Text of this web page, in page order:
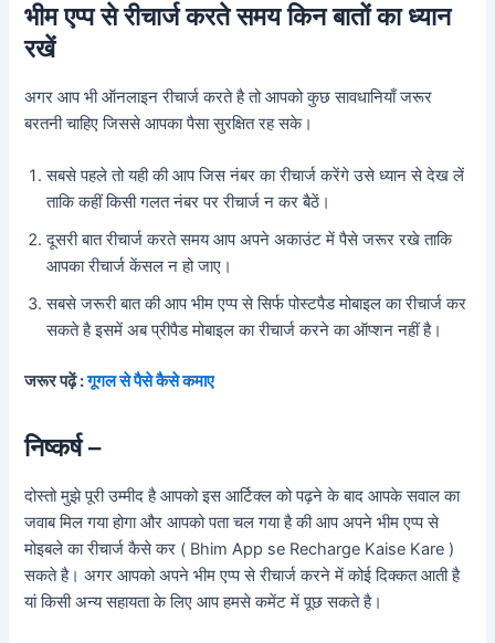
भीम एप्प से रीचार्ज करते समय किन बातों का ध्यान
रखें
अगर आप भी ऑनलाइन रीचार्ज करते है तो आपको कुछ सावधानियाँ जरूर
बरतनी चाहिए जिससे आपका पैसा सुरक्षित रह सके।
सबसे पहले तो यही की आप जिस नंबर का रीचार्ज करेंगे उसे ध्यान से देख लें
ताकि कहीं किसी गलत नंबर पर रीचार्ज न कर बैठें।
दूसरी बात रीचार्ज करते समय आप अपने अकाउंट में पैसे जरूर रखे ताकि
आपका रीचार्ज केंसल न हो जाए।
सबसे जरूरी बात की आप भीम एप्प से सिर्फ पोस्टपैड मोबाइल का रीचार्ज कर
सकते है इसमें अब प्रीपैड मोबाइल का रीचार्ज करने का ऑप्शन नहीं है।
जरूर पढ़ें :गूगल से पैसे कैसे कमाए
निष्कर्ष –
दोस्तो मुझे पूरी उम्मीद है आपको इस आर्टिक्ल को पढ़ने के बाद आपके सवाल का
जवाब मिल गया होगा और आपको पता चल गया है की आप अपने भीम एप्प से
मोइबले का रीचार्ज कैसे कर ( Bhim App se Recharge Kaise Kare )
सकते है। अगर आपको अपने भीम एप्प से रीचार्ज करने में कोई दिक्कत आती है
यां किसी अन्य सहायता के लिए आप हमसे कमेंट में पूछ सकते है।